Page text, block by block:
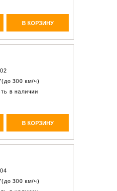
В КОРЗИНУ
300 км/ч)
в наличии
В КОРЗИНУ
300 км/ч)